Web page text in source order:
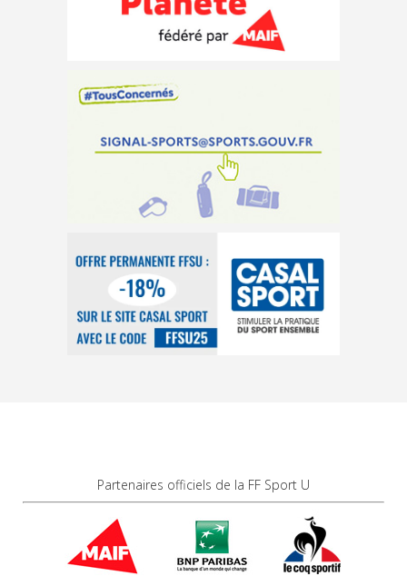
Partenaires officiels de la FF Sport U